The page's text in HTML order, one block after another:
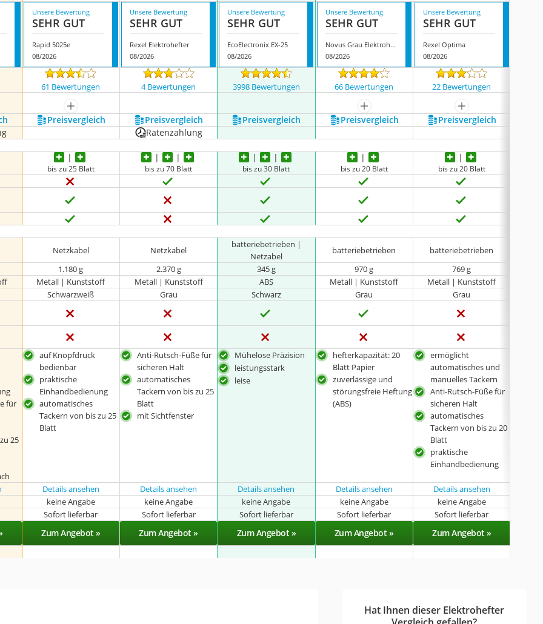
Unsere Bewertung
SEHR GUT
Rapid 5025e
08/2026
Unsere Bewertung
SEHR GUT
Rexel Elektrohefter
08/2026
Unsere Bewertung
SEHR GUT
EcoElectronix EX-25
08/2026
Unsere Bewertung
SEHR GUT
Novus Grau Elektrohefter
08/2026
Unsere Bewertung
SEHR GUT
Rexel Optima
08/2026
61 Bewertungen 4 Bewertungen 3998 Bewertungen 66 Bewertungen 22 Bewertungen
mehr anzeigen mehr anzeigen mehr anzeigen
Preis­vergleich Preis­vergleich Preis­vergleich Preis­vergleich Preis­vergleich
Ratenzahlung
bis zu 25 Blatt bis zu 70 Blatt bis zu 30 Blatt bis zu 20 Blatt bis zu 20 Blatt
Netzkabel Netzkabel
batteriebetrieben |
Netzabel
batteriebetrieben batteriebetrieben
1.180 g
2.370 g 345 g 970 g
769 g
Metall | Kunststoff Metall | Kunststoff ABS Metall | Kunststoff Metall | Kunststoff
Schwarzweiß
Grau Schwarz Grau Grau
für
25
auf Knopfdruck
bedienbar
praktische
Einhandbedienung
automatisches
Tackern von bis zu 25
Blatt
Anti-Rutsch-Füße für
sicheren Halt
automatisches
Tackern von bis zu 25
Blatt
mit Sichtfenster
Mühelose Präzision
leistungsstark
leise
hefterkapazität: 20
Blatt Papier
zuverlässige und
störungsfreie Heftung
(ABS)
ermöglicht
automatisches und
manuelles Tackern
Anti-Rutsch-Füße für
sicheren Halt
automatisches
Tackern von bis zu 20
Blatt
praktische
Einhandbedienung
Details ansehen Details ansehen Details ansehen Details ansehen Details ansehen
keine Angabe
keine Angabe keine Angabe keine Angabe keine Angabe
Sofort lieferbar Sofort lieferbar Sofort lieferbar Sofort lieferbar Sofort lieferbar
Zum Angebot » Zum Angebot » Zum Angebot » Zum Angebot » Zum Angebot »
Hat Ihnen dieser Elektrohefter